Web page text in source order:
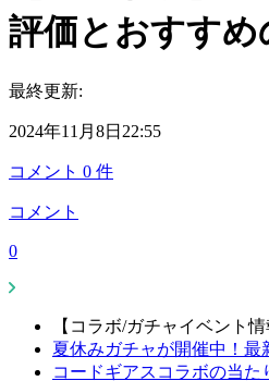
評価とおすす
最終更新:
2024年11月8日22:55
コメント 0 件
コメント
0
【コラボ/ガチャイベント情
夏休みガチャが開催中！最
コードギアスコラボの当た